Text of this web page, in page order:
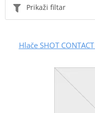
Prikaži filtar
Hlače SHOT